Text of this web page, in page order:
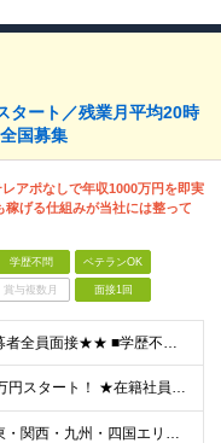
タート／残業月平均20時
国募集
アポなしで年収1000万円を即実
稼げる仕組みが当社には整って
学歴不問 ベテランOK
賞与複数月 面接1回
★★未経験歓迎／応募者全員面接★★ ■学歴不問 ■第二新卒歓迎・ブランクOK ■20代～60代まで幅広く活躍中 ★＼こんな想いを持った方は大歓迎／★ 〇「稼ぎたい」という強い意欲がある方 〇元気でハ
★未経験でも月給50万円スタート！ ★在籍社員の半数が月収100万円以上 月給50万円～＋インセンティブ＋各種手当 ※試用期間1カ月（期間中の給与は月給40万円～となります。その他待遇に差異はござい
★転勤一切なし／関東・関西・九州・四国エリアで募集★ 【本社】 大阪府大阪市淀川区西中島5-13-14 新大阪GTCビル4階 【東京支店】 東京都台東区東上野3-8-6 シミヤビル3階 【宇都宮